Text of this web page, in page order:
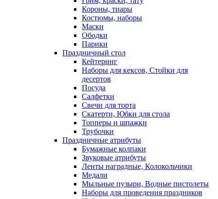
Короны, тиары
Костюмы, наборы
Маски
Ободки
Парики
Праздничный стол
Кейтеринг
Наборы для кексов, Стойки для
десертов
Посуда
Салфетки
Свечи для торта
Скатерти, Юбки для стола
Топперы и шпажки
Трубочки
Праздничные атрибуты
Бумажные колпаки
Звуковые атрибуты
Ленты наградные, Колокольчики
Медали
Мыльные пузыри, Водные пистолеты
Наборы для проведения праздников